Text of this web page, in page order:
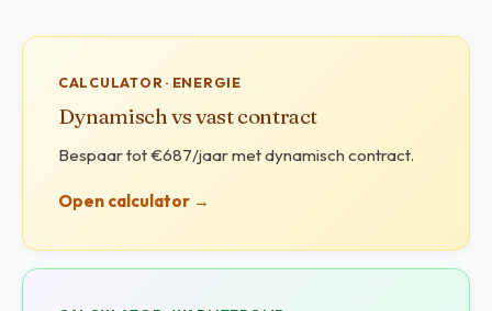
CALCULATOR · ENERGIE
Dynamisch vs vast contract
Bespaar tot €687/jaar met dynamisch contract.
Open calculator →